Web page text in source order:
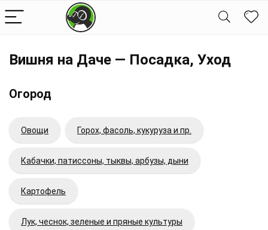
Вишня на Даче — Посадка, Уход
Огород
Овощи Горох, фасоль, кукуруза и пр.
Кабачки, патиссоны, тыквы, арбузы, дыни
Картофель
Лук, чеснок, зеленые и пряные культуры